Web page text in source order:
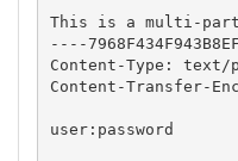
This is a multi-part
----
Content-Type:
Content-Transfer-
user:password